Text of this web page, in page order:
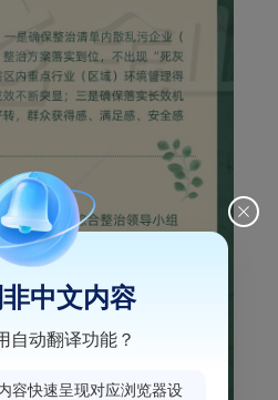
中文内容
自动翻译功能？
容快速呈现对应浏览器设